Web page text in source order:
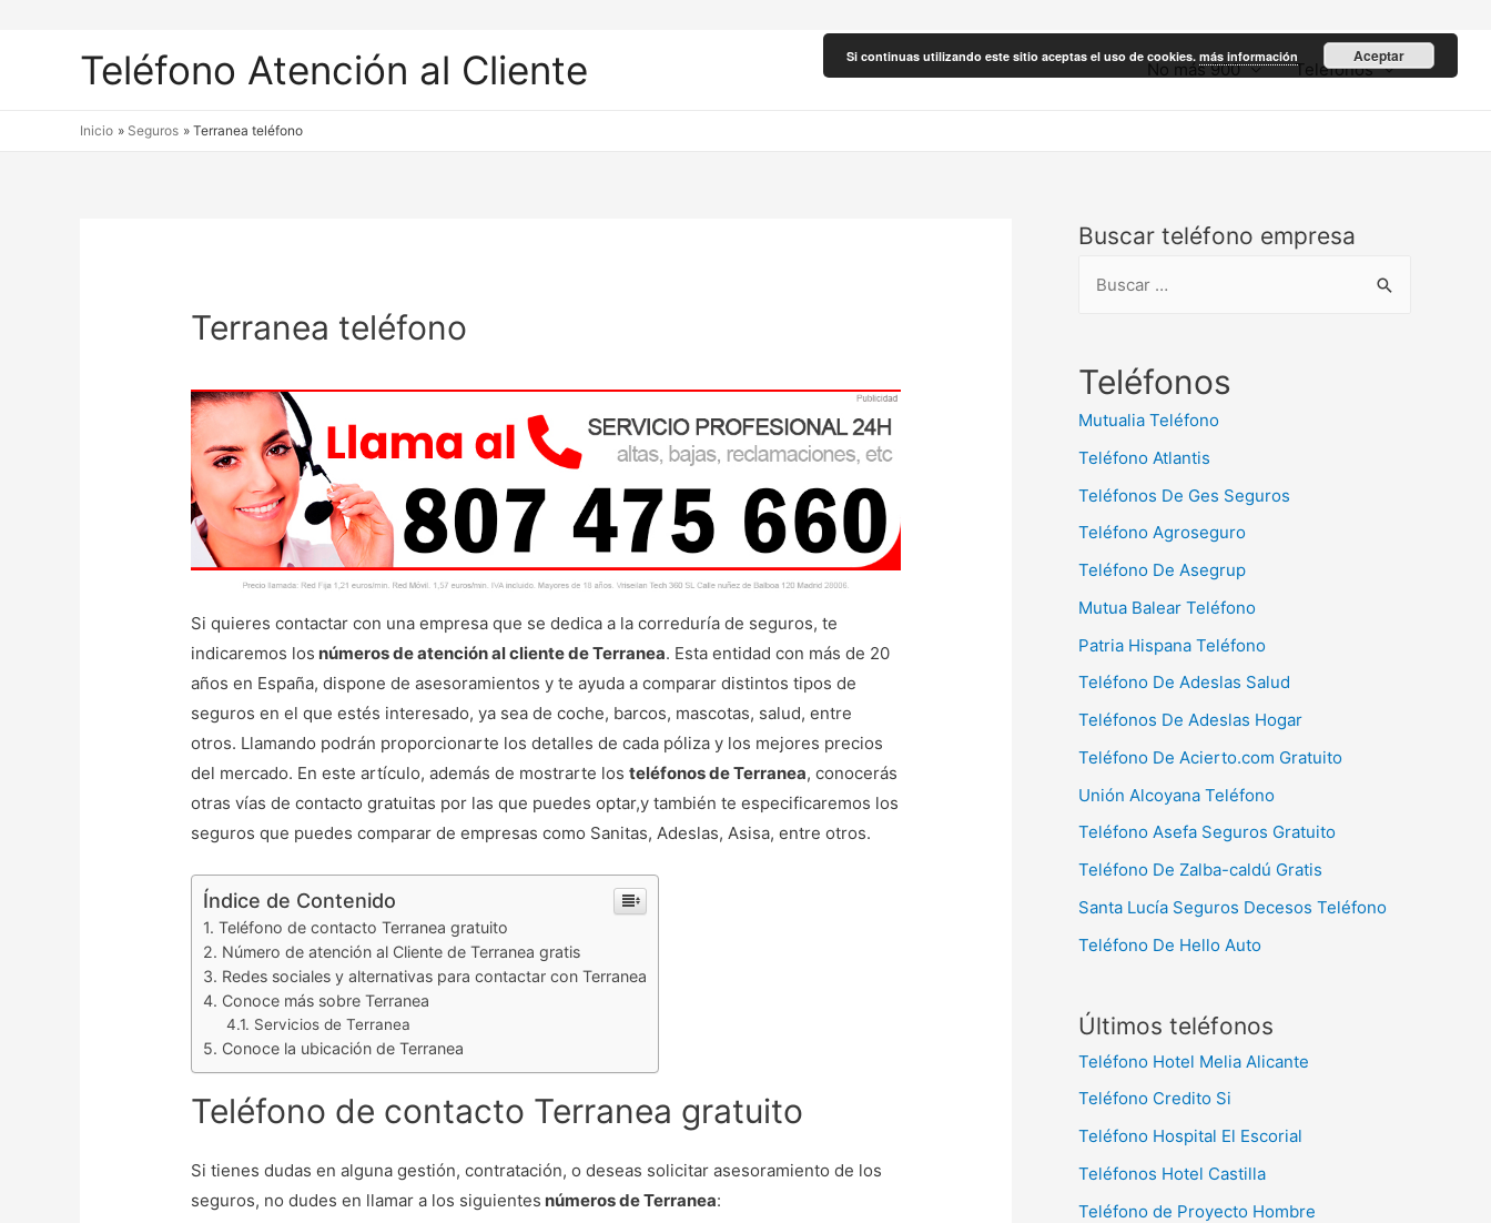
Teléfono Atención al Cliente No más 900 Teléfonos
Inicio Seguros Terranea teléfono
Terranea teléfono
Si quieres contactar con una empresa que se dedica a la correduría de seguros, te
indicaremos los números de atención al cliente de Terranea. Esta entidad con más de 20
años en España, dispone de asesoramientos y te ayuda a comparar distintos tipos de
seguros en el que estés interesado, ya sea de coche, barcos, mascotas, salud, entre
otros. Llamando podrán proporcionarte los detalles de cada póliza y los mejores precios
del mercado. En este artículo, además de mostrarte losteléfonos de Terranea, conocerás
otras vías de contacto gratuitas por las que puedes optar,y también te especificaremos los
seguros que puedes comparar de empresas como Sanitas, Adeslas, Asisa, entre otros.
Índice de Contenido
Teléfono de contacto Terranea gratuito
Número de atención al Cliente de Terranea gratis
Redes sociales y alternativas para contactar con Terranea
Conoce más sobre Terranea
Servicios de Terranea
Conoce la ubicación de Terranea
Teléfono de contacto Terranea gratuito
Si tienes dudas en alguna gestión, contratación, o deseas solicitar asesoramiento de los
seguros, no dudes en llamar a los siguientes números de Terranea:
Buscar teléfono empresa
c
Teléfonos
Mutualia Teléfono
Teléfono Atlantis
Teléfonos De Ges Seguros
Teléfono Agroseguro
Teléfono De Asegrup
Mutua Balear Teléfono
Patria Hispana Teléfono
Teléfono De Adeslas Salud
Teléfonos De Adeslas Hogar
Teléfono De Acierto.com Gratuito
Unión Alcoyana Teléfono
Teléfono Asefa Seguros Gratuito
Teléfono De Zalba-caldú Gratis
Santa Lucía Seguros Decesos Teléfono
Teléfono De Hello Auto
Últimos teléfonos
Teléfono Hotel Melia Alicante
Teléfono Credito Si
Teléfono Hospital El Escorial
Teléfonos Hotel Castilla
Teléfono de Proyecto Hombre
Si continuas utilizando este sitio aceptas el uso de cookies. más información Aceptar